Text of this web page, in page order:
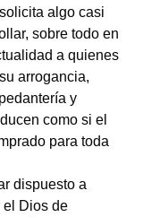
algo casi
sobre todo en
a quienes
arrogancia,
y
como si el
para toda
dispuesto a
el Dios de